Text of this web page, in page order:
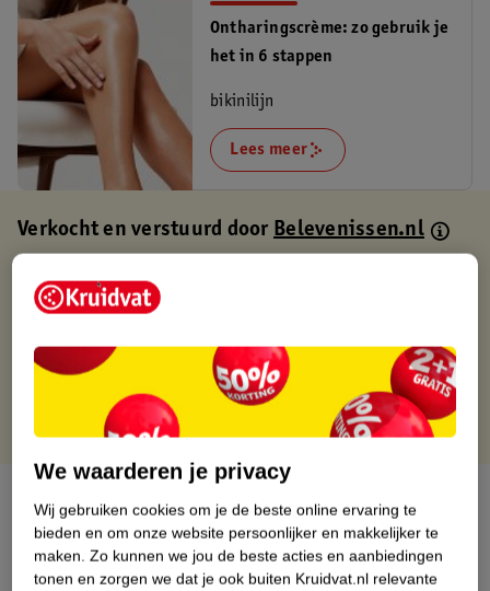
Ontharingscrème: zo gebruik je
het in 6 stappen
bikinilijn
Lees meer
Verkocht en verstuurd doorBelevenissen.nl
Gratis thuisbezorgd
Gratis punten met je Kruidvat kaart
Over dit product
Productinformatie
We waarderen je privacy
Wij gebruiken cookies om je de beste online ervaring te
bieden en om onze website persoonlijker en makkelijker te
maken. Zo kunnen we jou de beste acties en aanbiedingen
tonen en zorgen we dat je ook buiten Kruidvat.nl relevante